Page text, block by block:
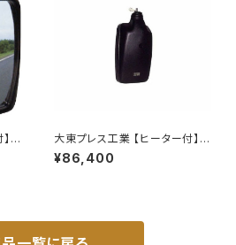
ハ
大東プレス工業 【ヒーター付】ハ
イウェイリモコンミラー DI-722
1CXE
¥86,400